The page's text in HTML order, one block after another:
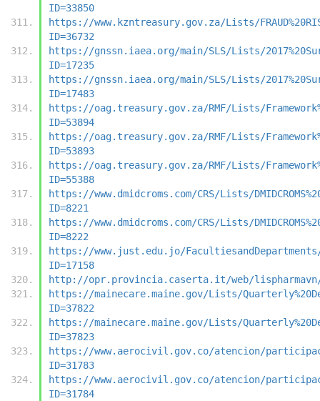
ID=33850
https://www.kzntreasury.gov.za/Lists/
ID=36732
https://gnssn.iaea.org/main/SLS/Lists/
ID=17235
https://gnssn.iaea.org/main/SLS/Lists/
ID=17483
https://oag.treasury.gov.za/RMF/Lists/
ID=53894
https://oag.treasury.gov.za/RMF/Lists/
ID=53893
https://oag.treasury.gov.za/RMF/Lists/
ID=55388
https://www.dmidcroms.com/CRS/Lists/
ID=8221
https://www.dmidcroms.com/CRS/Lists/
ID=8222
https://www.just.edu.jo/
ID=17158
http://opr.provincia.caserta.it/web/lispharmavn/
https://mainecare.maine.gov/Lists/
ID=37822
https://mainecare.maine.gov/Lists/
ID=37823
https://www.aerocivil.gov.co/atencion/
ID=31783
https://www.aerocivil.gov.co/atencion/
ID=31784